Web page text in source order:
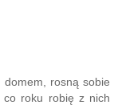
rosną sobie
co roku robię z nich